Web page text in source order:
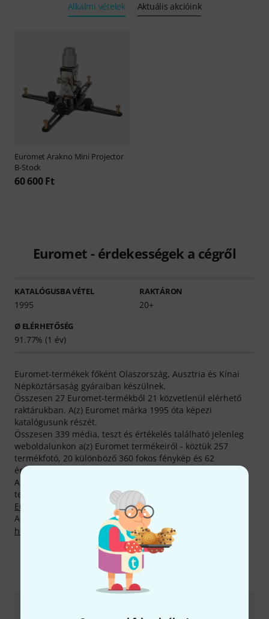
Alkalmi vételek Aktuális akcióink
EurometArakno Mini Projector
B-Stock
60 600 Ft
Euromet - érdekességek a cégről
KATALÓGUSBA VÉTEL
1995
RAKTÁRON
20+
Ø ELÉRHETŐSÉG
91.77% (1 év)
Euromet-termékek főként Olaszország, Ausztria és Kínai
Népköztársaság gyáraiban készülnek.
Összesen 27 Euromet-termékből 21 közvetlenül elérhető
raktárukban. A(z) Euromet márka 1995 óta képezi
katalógusunk részét.
Összesen 339 média, teszt és értékelés található jelenleg
weboldalunkon a(z) Euromet termékeiről - köztük 257
termékfotó, 20 különböző 360 fokos fénykép és 62
értékelés.
A termékcsalád fénypontja, egyik legkeresettebb
termékünk az eddig 2.000 eladott darabbal büszkélkedő
Euromet Arakno Projector Mount Bk
A gyártóval kapcsolatban itt találsz bővebb tájékoztatást:
http://www.euromet.com
Így érhetsz el minket